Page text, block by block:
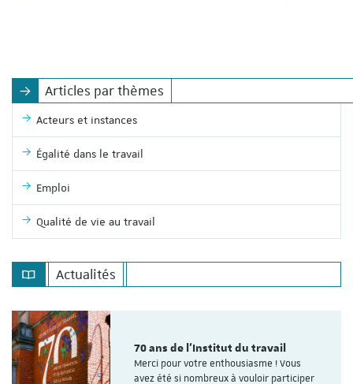
Articles par thèmes
Acteurs et instances
Égalité dans le travail
Emploi
Qualité de vie au travail
Actualités
70 ans de l'Institut du travail
Merci pour votre enthousiasme ! Vous
avez été si nombreux à vouloir participer